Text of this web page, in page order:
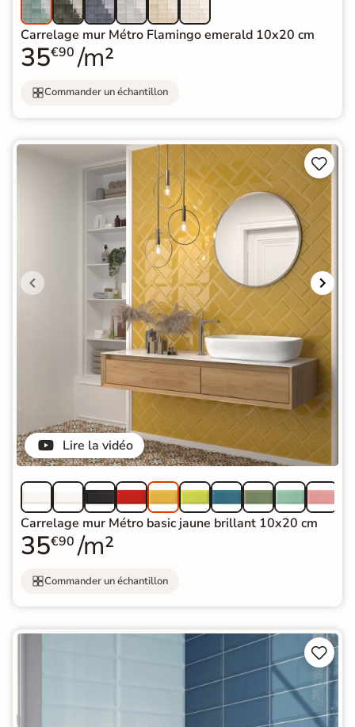
Carrelage mur Métro Flamingo emerald 10x20 cm
35€90 /m²
Commander un échantillon
Lire la vidéo


Carrelage mur Métro basic jaune brillant 10x20 cm
35€90 /m²
Commander un échantillon

